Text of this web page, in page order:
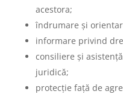
acestora;
îndrumare şi
informare privind
consiliere şi
juridică;
protecţie faţă de